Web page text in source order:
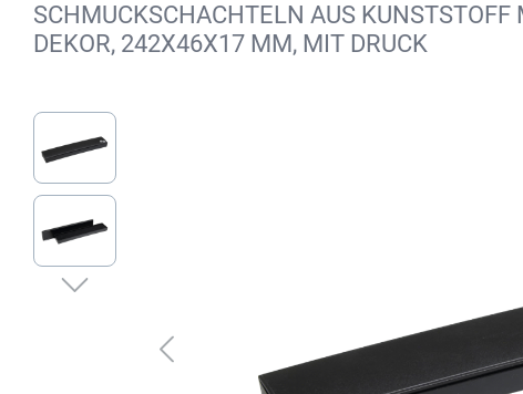
SCHMUCKSCHACHTELN AUS KUNSTSTOFF
EKOR, 242X46X17 MM, MIT DRUCK
Bildergalerie überspringen